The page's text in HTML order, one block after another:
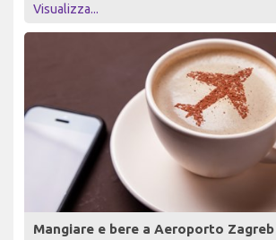
Visualizza...
Mangiare e bere a Aeroporto Zagreb